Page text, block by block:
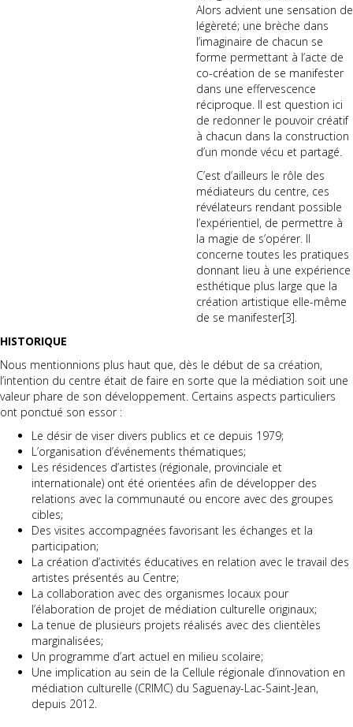
Alors advient une sensation de
légèreté; une brèche dans
l’imaginaire de chacun se
forme permettant à l’acte de
co-création de se manifester
dans une effervescence
réciproque. Il est question ici
de redonner le pouvoir créatif
à chacun dans la construction
d’un monde vécu et partagé.
C’est d’ailleurs le rôle des
médiateurs du centre, ces
révélateurs rendant possible
l’expérientiel, de permettre à
la magie de s’opérer. Il
concerne toutes les pratiques
donnant lieu à une expérience
esthétique plus large que la
création artistique elle-même
de se manifester[3].
HISTORIQUE
Nous mentionnions plus haut que, dès le début de sa création,
l’intention du centre était de faire en sorte que la médiation soit une
valeur phare de son développement. Certains aspects particuliers
ont ponctué son essor :
Le désir de viser divers publics et ce depuis 1979;
L’organisation d’événements thématiques;
Les résidences d’artistes (régionale, provinciale et
internationale) ont été orientées afin de développer des
relations avec la communauté ou encore avec des groupes
cibles;
Des visites accompagnées favorisant les échanges et la
participation;
La création d’activités éducatives en relation avec le travail des
artistes présentés au Centre;
La collaboration avec des organismes locaux pour
l’élaboration de projet de médiation culturelle originaux;
La tenue de plusieurs projets réalisés avec des clientèles
marginalisées;
Un programme d’art actuel en milieu scolaire;
Une implication au sein de la Cellule régionale d’innovation en
médiation culturelle (CRIMC) du Saguenay-Lac-Saint-Jean,
depuis 2012.